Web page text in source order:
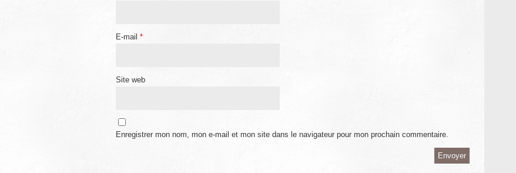
E-mail *
Site web
Enregistrer mon nom, mon e-mail et mon site dans le navigateur pour mon prochain commentaire.